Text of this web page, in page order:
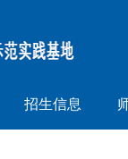
招生信息